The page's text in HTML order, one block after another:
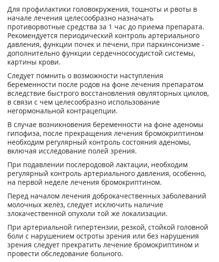
Для профилактики головокружения, тошноты и рвоты в
начале лечения целесообразно назначать
противорвотные средства за 1 час до приема препарата.
Рекомендуется периодический контроль артериального
давления, функции почек и печени, при паркинсонизме -
дополнительно функции сердечнососудистой системы,
картины крови.
Следует помнить о возможности наступления
беременности после родов на фоне лечения препаратом
вследствие быстрого восстановления овуляторных циклов,
в связи с чем целесообразно использование
негормональной контрацепции.
В случае возникновения беременности на фоне аденомы
гипофиза, после прекращения лечения бромокриптином
необходим регулярный контроль состояния аденомы,
включая исследование полей зрения.
При подавлении послеродовой лактации, необходим
регулярный контроль артериального давления, особенно,
на первой неделе лечения бромокриптином.
Перед началом лечения доброкачественных заболеваний
молочных желёз, следует исключить наличие
злокачественной опухоли той же локализации.
При артериальной гипертензии, резкой, стойкой головной
боли с нарушением остроты зрения или без нарушения
зрения следует прекратить лечение бромокриптином и
провести обследование больного.